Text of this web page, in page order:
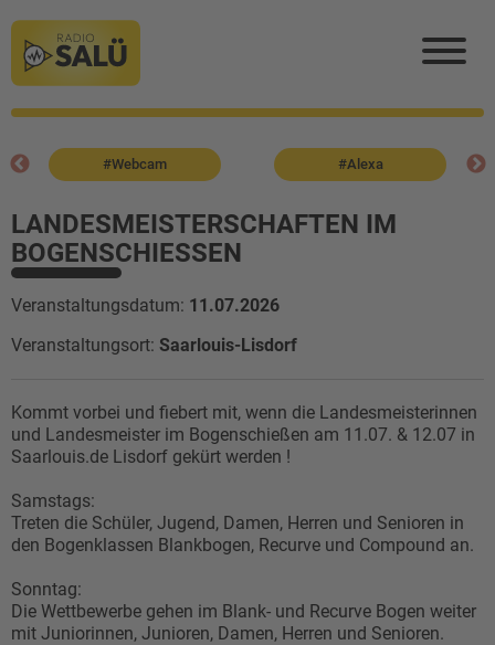
#Webcam #Alexa
LANDESMEISTERSCHAFTEN IM
BOGENSCHIESSEN
Veranstaltungsdatum: 11.07.2026
Veranstaltungsort: Saarlouis-Lisdorf
Kommt vorbei und fiebert mit, wenn die Landesmeisterinnen
und Landesmeister im Bogenschießen am 11.07. & 12.07 in
Saarlouis.de Lisdorf gekürt werden !
Samstags:
Treten die Schüler, Jugend, Damen, Herren und Senioren in
den Bogenklassen Blankbogen, Recurve und Compound an.
Sonntag:
Die Wettbewerbe gehen im Blank- und Recurve Bogen weiter
mit Juniorinnen, Junioren, Damen, Herren und Senioren.